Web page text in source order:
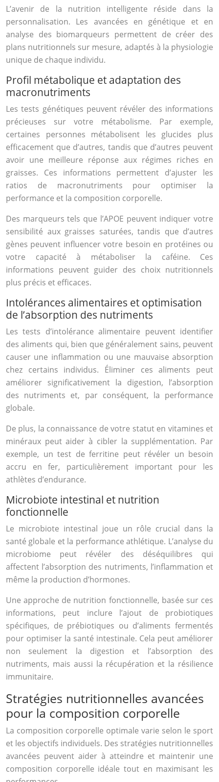
L’avenir de la nutrition intelligente réside dans la
personnalisation. Les avancées en génétique et en
analyse des biomarqueurs permettent de créer des
plans nutritionnels sur mesure, adaptés à la physiologie
unique de chaque individu.
Profil métabolique et adaptation des
macronutriments
Les tests génétiques peuvent révéler des informations
précieuses sur votre métabolisme. Par exemple,
certaines personnes métabolisent les glucides plus
efficacement que d’autres, tandis que d’autres peuvent
avoir une meilleure réponse aux régimes riches en
graisses. Ces informations permettent d’ajuster les
ratios de macronutriments pour optimiser la
performance et la composition corporelle.
Des marqueurs tels que l’APOE peuvent indiquer votre
sensibilité aux graisses saturées, tandis que d’autres
gènes peuvent influencer votre besoin en protéines ou
votre capacité à métaboliser la caféine. Ces
informations peuvent guider des choix nutritionnels
plus précis et efficaces.
Intolérances alimentaires et optimisation
de l’absorption des nutriments
Les tests d’intolérance alimentaire peuvent identifier
des aliments qui, bien que généralement sains, peuvent
causer une inflammation ou une mauvaise absorption
chez certains individus. Éliminer ces aliments peut
améliorer significativement la digestion, l’absorption
des nutriments et, par conséquent, la performance
globale.
De plus, la connaissance de votre statut en vitamines et
minéraux peut aider à cibler la supplémentation. Par
exemple, un test de ferritine peut révéler un besoin
accru en fer, particulièrement important pour les
athlètes d’endurance.
Microbiote intestinal et nutrition
fonctionnelle
Le microbiote intestinal joue un rôle crucial dans la
santé globale et la performance athlétique. L’analyse du
microbiome peut révéler des déséquilibres qui
affectent l’absorption des nutriments, l’inflammation et
même la production d’hormones.
Une approche de nutrition fonctionnelle, basée sur ces
informations, peut inclure l’ajout de probiotiques
spécifiques, de prébiotiques ou d’aliments fermentés
pour optimiser la santé intestinale. Cela peut améliorer
non seulement la digestion et l’absorption des
nutriments, mais aussi la récupération et la résilience
immunitaire.
Stratégies nutritionnelles avancées
pour la composition corporelle
La composition corporelle optimale varie selon le sport
et les objectifs individuels. Des stratégies nutritionnelles
avancées peuvent aider à atteindre et maintenir une
composition corporelle idéale tout en maximisant les